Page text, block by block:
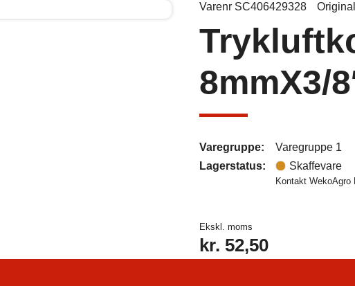
Varenr SC406429328
8mmX3/
Varegruppe:
Varegruppe 1
Lagerstatus:
Skaffevare
Kontakt WekoAgro
Ekskl. moms
kr. 52,50